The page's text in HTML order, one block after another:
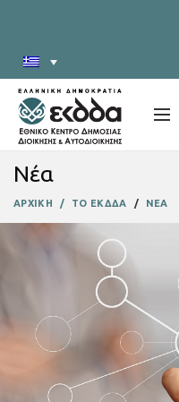
Νέα
ΑΡΧΙΚΗ ΤΟ ΕΚΔΔΑ ΝΕΑ